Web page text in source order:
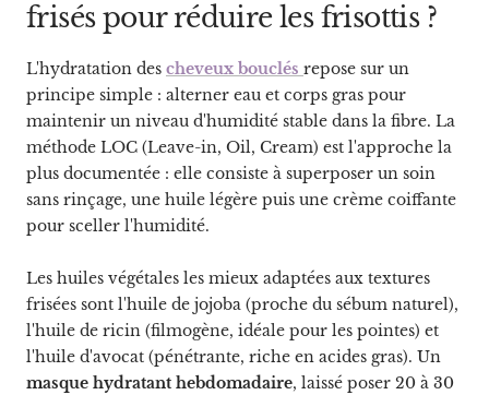
frisés pour réduire les frisottis ?
L'hydratation des cheveux bouclés repose sur un
principe simple : alterner eau et corps gras pour
maintenir un niveau d'humidité stable dans la fibre. La
méthode LOC (Leave-in, Oil, Cream) est l'approche la
plus documentée : elle consiste à superposer un soin
sans rinçage, une huile légère puis une crème coiffante
pour sceller l'humidité.
Les huiles végétales les mieux adaptées aux textures
frisées sont l'huile de jojoba (proche du sébum naturel),
l'huile de ricin (filmogène, idéale pour les pointes) et
l'huile d'avocat (pénétrante, riche en acides gras). Un
masque hydratant hebdomadaire, laissé poser 20 à 30